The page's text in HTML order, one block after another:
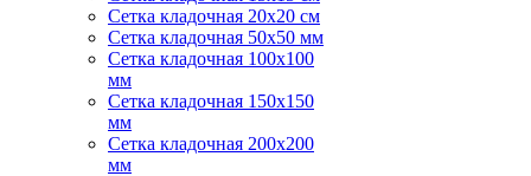
Сетка кладочная 20x20 см
Сетка кладочная 50x50 мм
Сетка кладочная 100x100
мм
Сетка кладочная 150x150
мм
Сетка кладочная 200x200
мм